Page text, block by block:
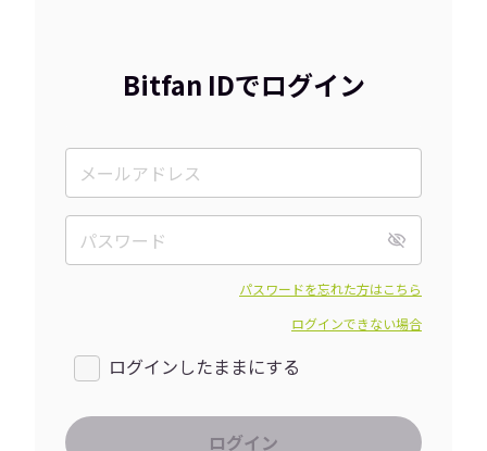
Bitfan IDでログイン
パスワードを忘れた方はこちら
ログインできない場合
ログインしたままにする